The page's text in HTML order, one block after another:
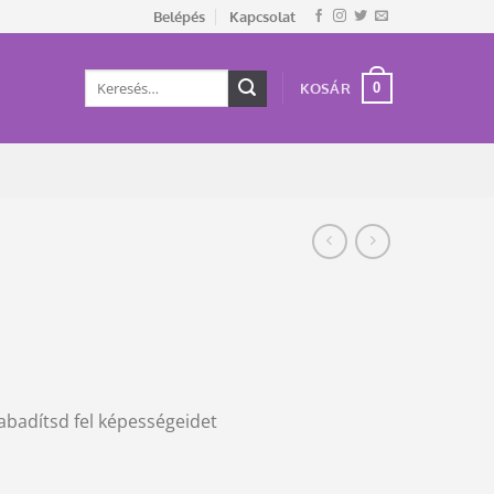
Belépés Kapcsolat
Keresés
KOSÁR 0
fel képességeidet